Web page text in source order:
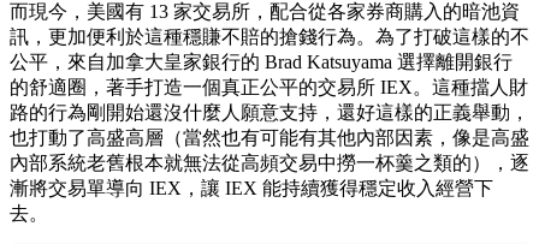
而現今，美國有 13 家交易所，配合從各家券商購入的暗池資
訊，更加便利於這種穩賺不賠的搶錢行為。為了打破這樣的不
公平，來自加拿大皇家銀行的 Brad Katsuyama 選擇離開銀行
的舒適圈，著手打造一個真正公平的交易所 IEX。這種擋人財
路的行為剛開始還沒什麼人願意支持，還好這樣的正義舉動，
也打動了高盛高層（當然也有可能有其他內部因素，像是高盛
內部系統老舊根本就無法從高頻交易中撈一杯羹之類的），逐
漸將交易單導向 IEX，讓 IEX 能持續獲得穩定收入經營下
去。